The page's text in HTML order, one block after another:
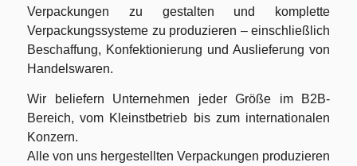
Verpackungen zu gestalten und komplette
Verpackungssysteme zu produzieren – einschließlich
Beschaffung, Konfektionierung und Auslieferung von
Handelswaren.
Wir beliefern Unternehmen jeder Größe im B2B-
Bereich, vom Kleinstbetrieb bis zum internationalen
Konzern.
Alle von uns hergestellten Verpackungen produzieren